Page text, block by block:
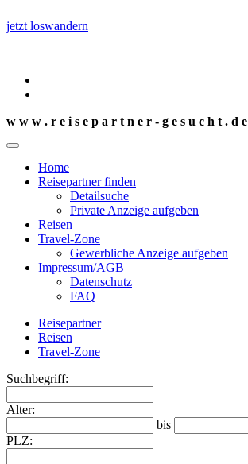
jetzt loswandern
w w w . r e i s e p a r t n e r - g e s u c h t . d e
Home
Reisepartner finden
Detailsuche
Private Anzeige aufgeben
Reisen
Travel-Zone
Gewerbliche Anzeige aufgeben
Impressum/AGB
Datenschutz
FAQ
Reisepartner
Reisen
Travel-Zone
Suchbegriff:
Alter:
bis
PLZ: